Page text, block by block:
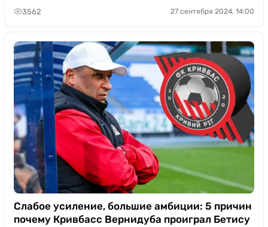
3562 27 сентября 2024, 14:00
Слабое усиление, большие амбиции: 5 причин
почему Кривбасс Вернидуба проиграл Бетису